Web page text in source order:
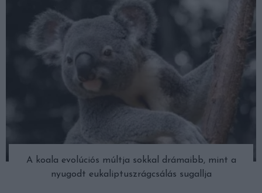
A koala evolúciós múltja sokkal drámaibb, mint a
nyugodt eukaliptuszrágcsálás sugallja